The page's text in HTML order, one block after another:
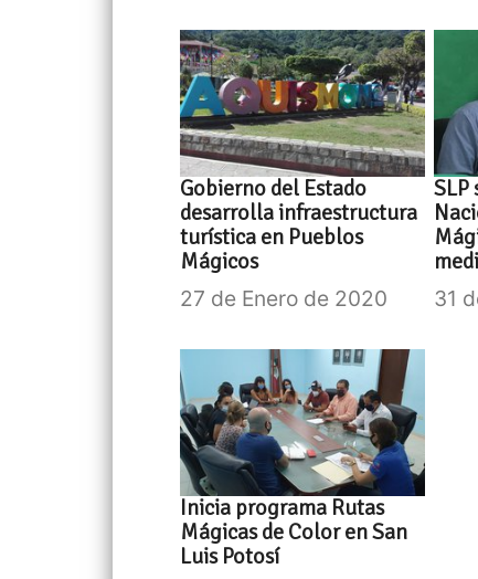
Gobierno del Estado
desarrolla infraestructura
turística en Pueblos
Mágicos
27 de Enero de 2020
SLP
31
Inicia programa Rutas
Mágicas de Color en San
Luis Potosí